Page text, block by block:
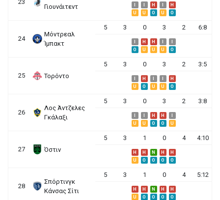
23
Γιουνάιτεντ
H
H
U
U O U O
24
Μόντρεαλ
Ίμπακτ
5 3 0 3 2 6:8
H H
O
U U U O
25 Τορόντο
5 3 0 3 2 3:5
H
H
U
O U U O
26
Λος Άντζελες
Γκάλαξι
5 3 0 3 2 3:8
H H
U
U O O U
27 Όστιν
5 3 1 0 4 4:10
H H N H
H
U
O O O O
28
Σπόρτινγκ
Κάνσας Σίτι
5 3 1 0 4 5:12
H H N H
H
U
O O O O